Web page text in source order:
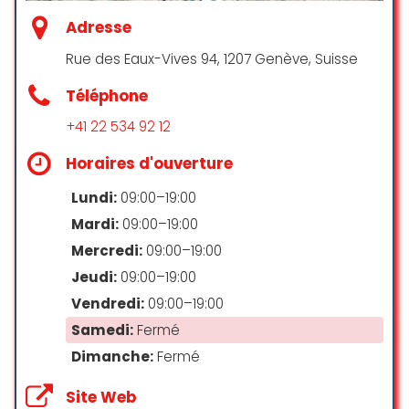
Votre professionnalisme, votre
détails ont largement contribué au
succès de cette soirée. Les retours
de nos invités ont été
extrêmement positifs, et nous
l’organisation fluide.
avec une équipe aussi impliquée
et talentueuse. Nous espérons
renouveler cette belle expérience
pour nos prochains projets.
Adresse
Rue des Eaux-Vives 94, 1207 Genève, Suisse
Téléphone
+41 22 534 92 12
Horaires d'ouverture
Lundi: 09:00–19:00
Mardi: 09:00–19:00
Mercredi: 09:00–19:00
Jeudi: 09:00–19:00
Vendredi: 09:00–19:00
Samedi:Fermé
Dimanche:Fermé
Site Web